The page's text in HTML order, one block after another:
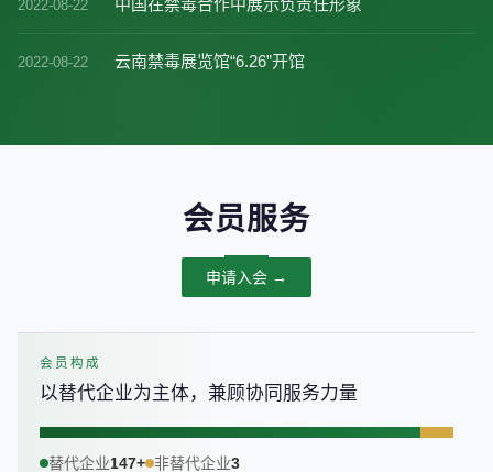
2022-08-22 中国在禁毒合作中展示负责任形象
2022-08-22 云南禁毒展览馆“6.26”开馆
会员服务
申请入会 →
会员构成
以替代企业为主体，兼顾协同服务力量
替代企业147+ 非替代企业3